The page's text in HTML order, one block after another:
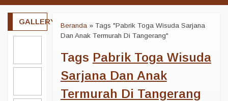
Beranda» Tags "Pabrik Toga Wisuda Sarjana
Dan Anak Termurah Di Tangerang"
Tags Pabrik Toga Wisuda
Sarjana Dan Anak
Termurah Di Tangerang
GALLERY